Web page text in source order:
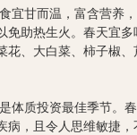
甘而温，富含营养，
免助热生火。春天宜
、大白菜、柿子椒
质投资最佳季节。春
病，且令人思维敏捷